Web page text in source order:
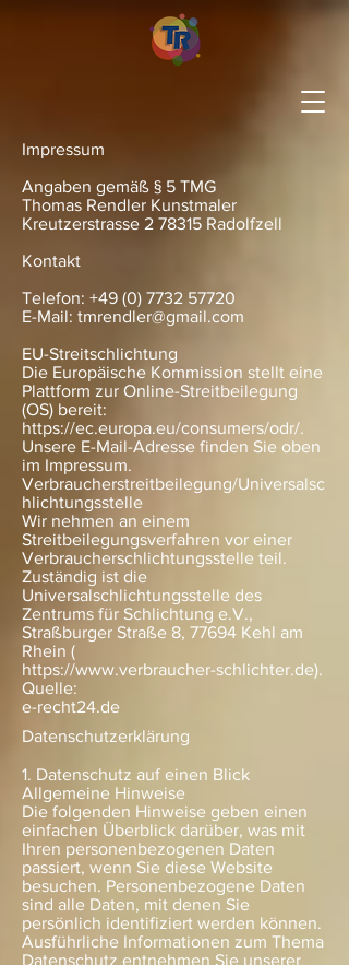
Impressum
Angaben gemäß § 5 TMG
Thomas Rendler Kunstmaler
Kreutzerstrasse 2 78315 Radolfzell
Kontakt
Telefon: +49 (0) 7732 57720
E-Mail: tmrendler@gmail.com
EU-Streitschlichtung
Die Europäische Kommission stellt eine
Plattform zur Online-Streitbeilegung
(OS) bereit:
https://ec.europa.eu/consumers/odr/.
Unsere E-Mail-Adresse finden Sie oben
im Impressum.
Verbraucherstreitbeilegung/Universalsc
hlichtungsstelle
Wir nehmen an einem
Streitbeilegungsverfahren vor einer
Verbraucherschlichtungsstelle teil.
Zuständig ist die
Universalschlichtungsstelle des
Zentrums für Schlichtung e.V.,
Straßburger Straße 8, 77694 Kehl am
Rhein (
https://www.verbraucher-schlichter.de).
Quelle:
e-recht24.de
Datenschutzerklärung
1. Datenschutz auf einen Blick
Allgemeine Hinweise
Die folgenden Hinweise geben einen
einfachen Überblick darüber, was mit
Ihren personenbezogenen Daten
passiert, wenn Sie diese Website
besuchen. Personenbezogene Daten
sind alle Daten, mit denen Sie
persönlich identifiziert werden können.
Ausführliche Informationen zum Thema
Datenschutz entnehmen Sie unserer